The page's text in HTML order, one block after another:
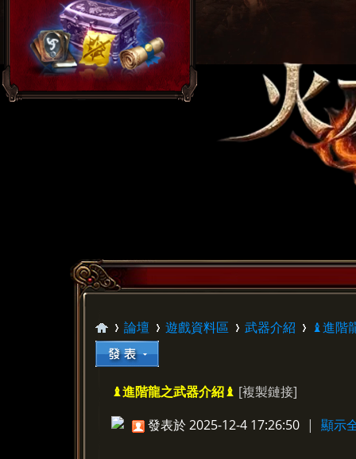
»
論壇
›
遊戲資料區
›
武器介紹
›
♝進階
♝進階龍之武器介紹♝ [複製鏈接]
發表於 2025-12-4 17:26:50 | 顯示